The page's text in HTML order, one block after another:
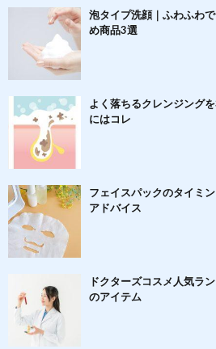
泡タイプ洗顔｜ふわふわ
め商品3選
よく落ちるクレンジング
にはコレ
フェイスパックのタイミ
アドバイス
ドクターズコスメ人気ラ
のアイテム